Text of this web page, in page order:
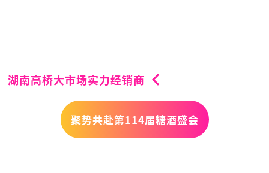
湖南高桥大市场实力经销商
聚势共赴第114届糖酒盛会